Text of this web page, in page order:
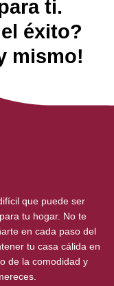
ti.
éxito?
mismo!
que puede ser
tu hogar. No te
en cada paso del
tu casa cálida en
de la comodidad y